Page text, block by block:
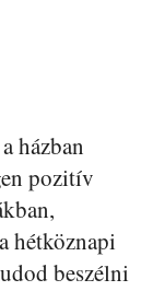
házban
pozitív
hétköznapi
beszélni